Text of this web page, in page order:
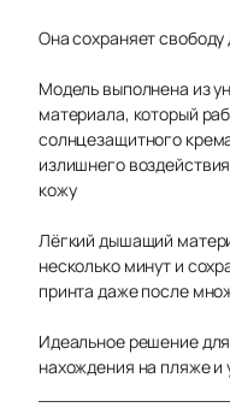
Она сохраняет
Модель выполнена из
материала, который
солнцезащитного
излишнего
кожу
Лёгкий дышащий
несколько минут и
принта даже после
Идеальное решение
нахождения на пляже и